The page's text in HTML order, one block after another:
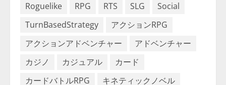
Roguelike
RPG RTS SLG
Social
TurnBasedStrategy
アクションRPG
アクションアドベンチャー
アドベンチャー
カジノ
カジュアル
カード
カードバトルRPG
キネティックノベル